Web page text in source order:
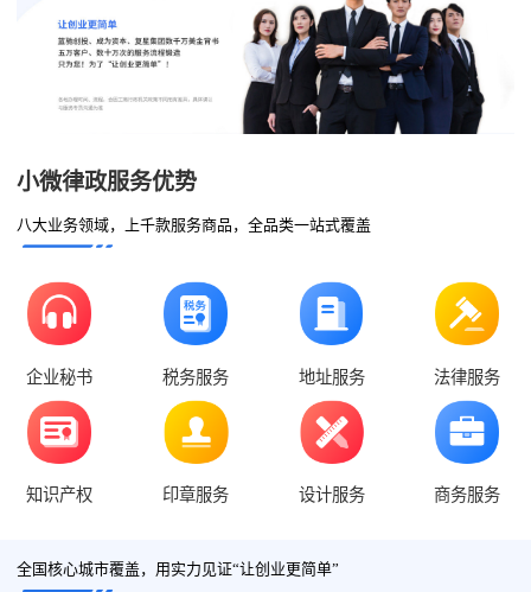
小微律政服务优势
八大业务领域，上千款服务商品，全品类一站式覆盖
企业秘书 税务服务 地址服务 法律服务
知识产权 印章服务 设计服务 商务服务
全国核心城市覆盖，用实力见证“让创业更简单”